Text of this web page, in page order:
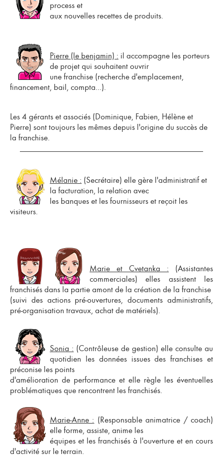
process et
aux nouvelles recettes de produits.
Pierre (le benjamin) : il accompagne les porteurs
de projet qui souhaitent ouvrir
une franchise (recherche d'emplacement,
financement, bail, compta...).
Les 4 gérants et associés (Dominique, Fabien, Hélène et
Pierre) sont toujours les mêmes depuis l'origine du succès de
la franchise.
Mélanie : (Secrétaire) elle gère l'administratif et
la facturation, la relation avec
les banques et les fournisseurs et reçoit les
visiteurs.
Marie et Cvetanka : (Assistantes
commerciales) elles assistent les
franchisés dans la partie amont de la création de la franchise
(suivi des actions pré-ouvertures, documents administratifs,
pré-organisation travaux, achat de matériels).
Sonia : (Contrôleuse de gestion) elle consulte au
quotidien les données issues des franchises et
préconise les points
d'amélioration de performance et elle règle les éventuelles
problématiques que rencontrent les franchisés.
Marie-Anne : (Responsable animatrice / coach)
elle forme, assiste, anime les
équipes et les franchisés à l'ouverture et en cours
d'activité sur le terrain.